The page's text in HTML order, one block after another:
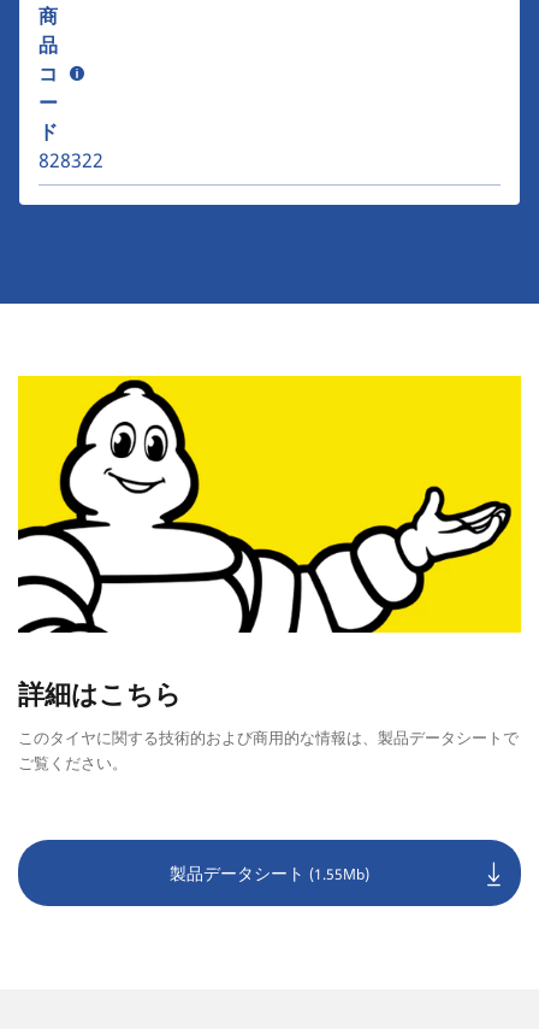
商
品
コ
ー
ド
828322
詳細はこちら
このタイヤに関する技術的および商用的な情報は、製品データシートで
ご覧ください。
製品データシート (1.55Mb)